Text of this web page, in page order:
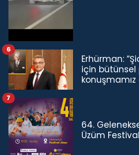
Erhürman:
için bütünsel
konuşmamız
6
64.
Üzüm
7